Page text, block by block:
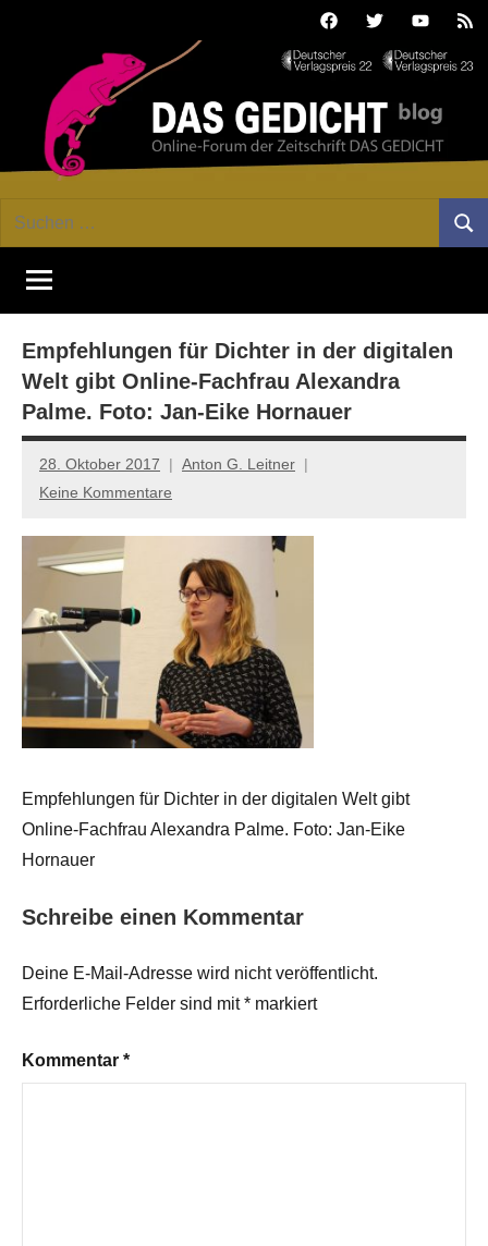
FacebookTwitterYoutube
GEDICHT
blog
Forum
von
DAS
Lyrik,
Essay
Suchen
Empfehlungen für Dichter in der digitalen
Welt gibt Online-Fachfrau Alexandra
Palme. Foto: Jan-Eike Hornauer
28. Oktober 2017
Anton G. Leitner
Keine Kommentare
Empfehlungen für Dichter in der digitalen Welt gibt
Online-Fachfrau Alexandra Palme. Foto: Jan-Eike
Hornauer
Schreibe einen Kommentar
Deine E-Mail-Adresse wird nicht veröffentlicht.
Erforderliche Felder sind mit* markiert
Kommentar *